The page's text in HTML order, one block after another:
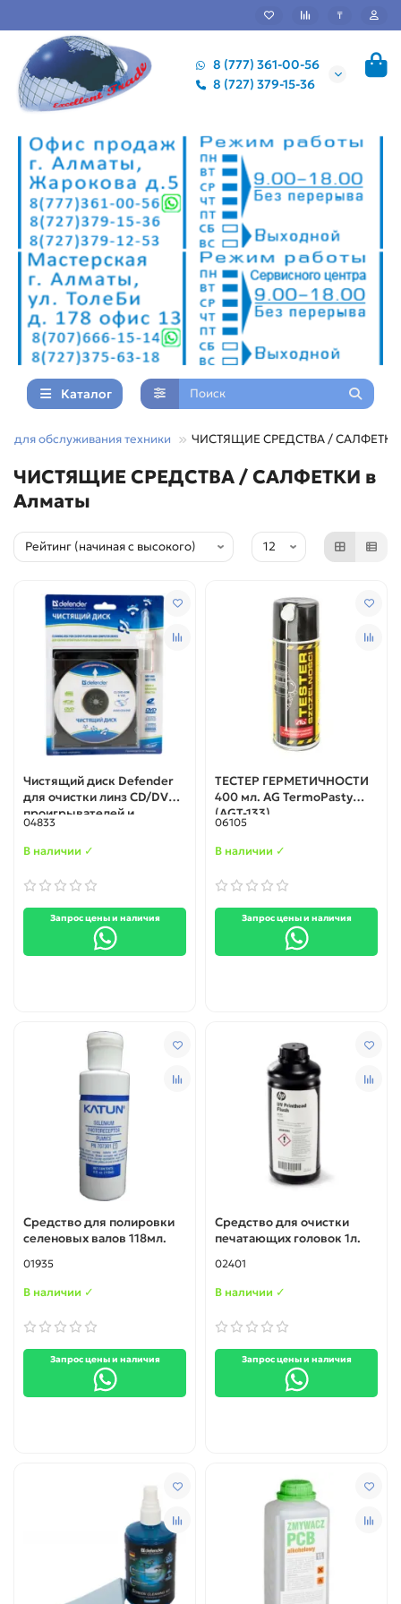
₸
8 (777) 361-00-56
8 (727) 379-15-36
Каталог
для обслуживания техники ЧИСТЯЩИЕ СРЕДСТВА / САЛФЕТКИ
ЧИСТЯЩИЕ СРЕДСТВА / САЛФЕТКИ в
Алматы
Чистящий диск Defender
для очистки линз CD/DVD
проигрывателей и
компьютерных
дисководов (36903)
04833
В наличии ✓
Запрос цены и наличия
ТЕСТЕР ГЕРМЕТИЧНОСТИ
400 мл. AG TermoPasty
(AGT-133)
06105
В наличии ✓
Запрос цены и наличия
Средство для полировки
селеновых валов 118мл.
01935
В наличии ✓
Запрос цены и наличия
Средство для очистки
печатающих головок 1л.
02401
В наличии ✓
Запрос цены и наличия